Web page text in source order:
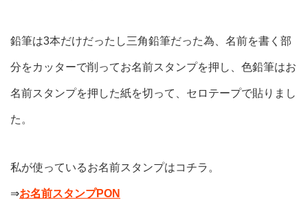
鉛筆は3本だけだったし三角鉛筆だった為、名前を書く部
分をカッターで削ってお名前スタンプを押し、色鉛筆はお
名前スタンプを押した紙を切って、セロテープで貼りまし
た。
私が使っているお名前スタンプはコチラ。
⇒お名前スタンプPON